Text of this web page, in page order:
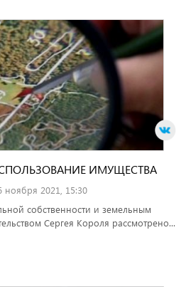
ИМУЩЕСТВА
ноября 2021, 15:30
собственности и земельным
Сергея Короля рассмотрено...